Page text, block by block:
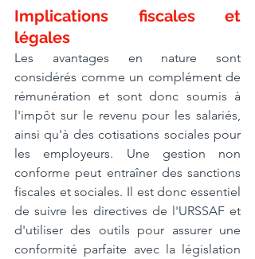
Implications fiscales et
légales
Les avantages en nature sont
considérés comme un complément de
rémunération et sont donc soumis à
l'impôt sur le revenu pour les salariés,
ainsi qu'à des cotisations sociales pour
les employeurs. Une gestion non
conforme peut entraîner des sanctions
fiscales et sociales. Il est donc essentiel
de suivre les directives de l'URSSAF et
d'utiliser des outils pour assurer une
conformité parfaite avec la législation